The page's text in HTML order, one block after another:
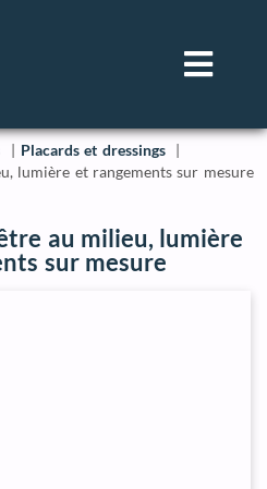
Placards et dressings
lumière et rangements sur mesure
au milieu, lumière
sur mesure